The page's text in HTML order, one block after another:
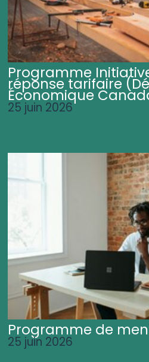
Programme
réponse tarifaire
Économique
25 juin 2026
Programme de
25 juin 2026